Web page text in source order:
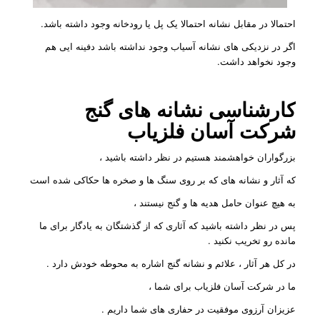
احتمالا در مقابل نشانه احتمالا یک پل یا رودخانه وجود داشته باشد.
اگر در نزدیکی های نشانه آسیاب وجود نداشته باشد دفینه ایی هم
وجود نخواهد داشت.
کارشناسی نشانه های گنج
شرکتآسان فلزیاب
بزرگواران خواهشمند هستیم در نظر داشته باشید ،
که آثار و نشانه های که بر روی سنگ ها و صخره ها حکاکی شده است
به هیچ عنوان حامل هدیه ها و گنج نیستند ،
پس در نظر داشته باشید که آثاری که از گذشتگان به یادگار برای ما
مانده رو تخریب نکنید.
در کل هر آثار ، علائم و نشانه گنج اشاره به محوطه خودش دارد.
ما در شرکت آسان فلزیاب برای شما ،
عزیزان آرزوی موفقیت در حفاری های شما داریم .